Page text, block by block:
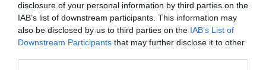
disclosure of your personal information by third parties on the
IAB’s list of downstream participants. This information may
also be disclosed by us to third parties on the IAB’s List of
Downstream Participants that may further disclose it to other